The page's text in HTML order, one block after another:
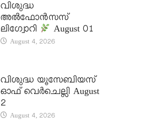
വിശുദ്ധ
അൽഫോൻസസ്
ലിഗ്വോറി
August 01
August 4, 2026
വിശുദ്ധ യൂസേബിയസ്
ഓഫ് വെർചെല്ലി August
2
August 4, 2026